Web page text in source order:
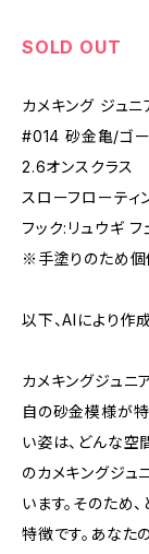
SOLD OUT
カメキング ジュニ
#014 砂金亀/ゴー
2.6オンスクラス
スローフローティ
フック:リュウギ
※手塗りのため個
以下、AIにより作
カメキングジュニ
自の砂金模様が特
い姿は、どんな空
のカメキングジュ
います。そのため
特徴です。あなた